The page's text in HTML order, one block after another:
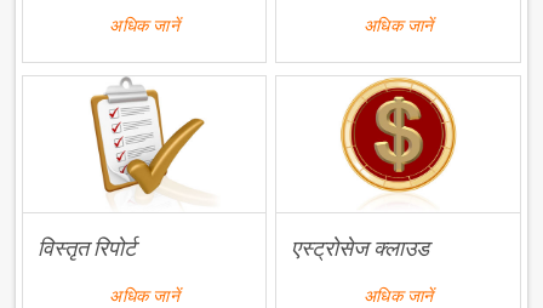
अधिक जानें अधिक जानें
विस्तृत रिपोर्ट
अधिक जानें
एस्ट्रोसेज क्लाउड
अधिक जानें